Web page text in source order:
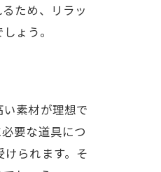
ため、リラッ
ょう。
素材が理想で
要な道具につ
られます。そ